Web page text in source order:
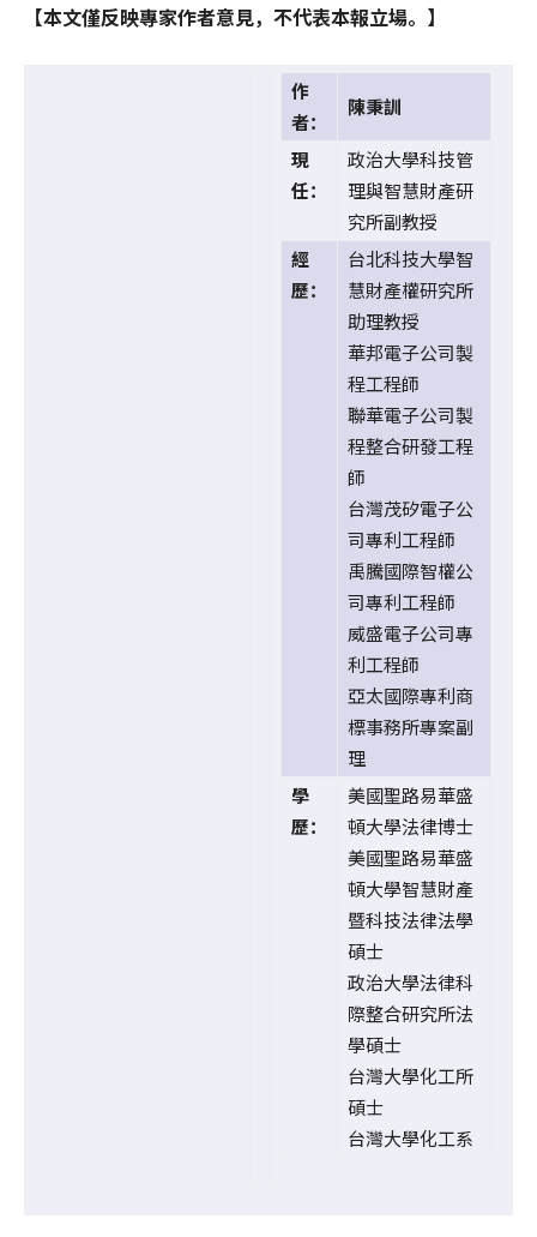
【本文僅反映專家作者意見，不代表本報立場。】
作
者：
陳秉訓
現
任：
政治大學科技管
理與智慧財產研
究所副教授
經
歷：
台北科技大學智
慧財產權研究所
助理教授
華邦電子公司製
程工程師
聯華電子公司製
程整合研發工程
師
台灣茂矽電子公
司專利工程師
禹騰國際智權公
司專利工程師
威盛電子公司專
利工程師
亞太國際專利商
標事務所專案副
理
學
歷：
美國聖路易華盛
頓大學法律博士
美國聖路易華盛
頓大學智慧財產
暨科技法律法學
碩士
政治大學法律科
際整合研究所法
學碩士
台灣大學化工所
碩士
台灣大學化工系